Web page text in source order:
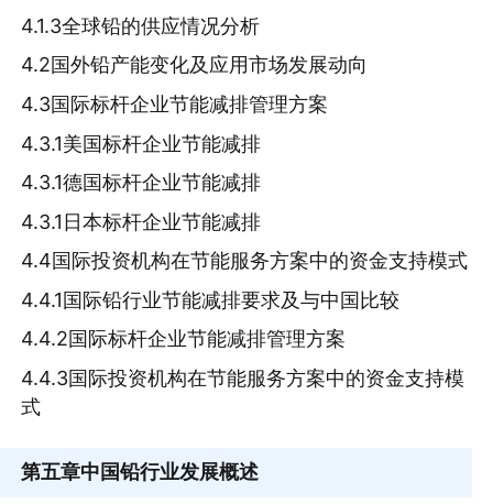
4.1.3全球铅的供应情况分析
4.2国外铅产能变化及应用市场发展动向
4.3国际标杆企业节能减排管理方案
4.3.1美国标杆企业节能减排
4.3.1德国标杆企业节能减排
4.3.1日本标杆企业节能减排
4.4国际投资机构在节能服务方案中的资金支持模式
4.4.1国际铅行业节能减排要求及与中国比较
4.4.2国际标杆企业节能减排管理方案
4.4.3国际投资机构在节能服务方案中的资金支持模
式
第五章中国铅行业发展概述